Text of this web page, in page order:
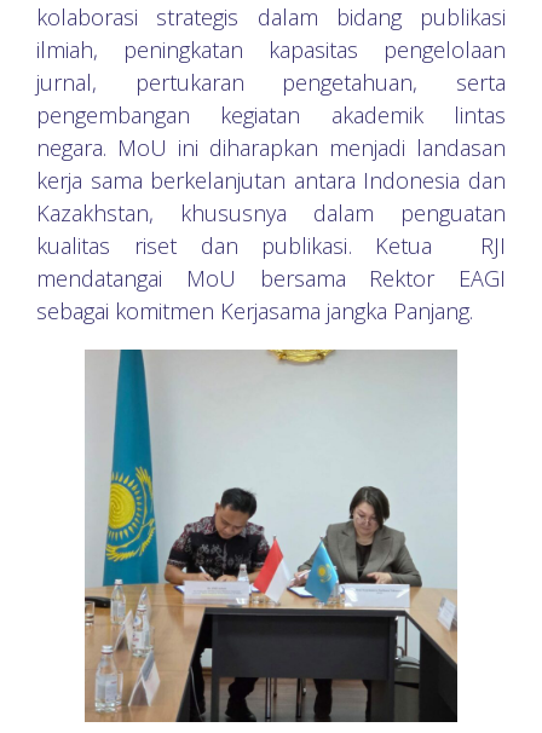
kolaborasi strategis dalam bidang publikasi
ilmiah, peningkatan kapasitas pengelolaan
jurnal, pertukaran pengetahuan, serta
pengembangan kegiatan akademik lintas
negara. MoU ini diharapkan menjadi landasan
kerja sama berkelanjutan antara Indonesia dan
Kazakhstan, khususnya dalam penguatan
kualitas riset dan publikasi. Ketua RJI
mendatangai MoU bersama Rektor EAGI
sebagai komitmen Kerjasama jangka Panjang.